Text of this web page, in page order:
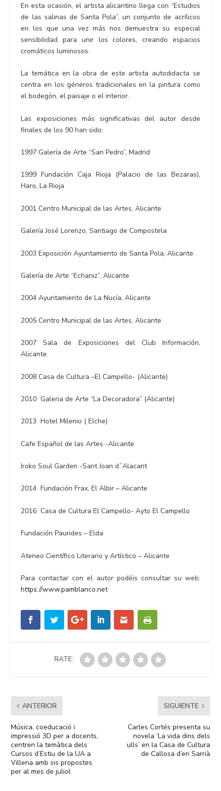
En esta ocasión, el artista alicantino llega con “Estudios
de las salinas de Santa Pola”, un conjunto de acrílicos
en los que una vez más nos demuestra su especial
sensibilidad para unir los colores, creando espacios
cromáticos luminosos.
La temática en la obra de este artista autodidacta se
centra en los géneros tradicionales en la pintura como
el bodegón, el paisaje o el interior.
Las exposiciones más significativas del autor desde
finales de los 90 han sido:
1997 Galería de Arte “San Pedro”, Madrid
1999 Fundación Caja Rioja (Palacio de las Bezaras),
Haro, La Rioja
2001 Centro Municipal de las Artes, Alicante
Galería José Lorenzo, Santiago de Compostela
2003 Exposición Ayuntamiento de Santa Pola, Alicante
Galería de Arte “Echaniz”, Alicante
2004 Ayuntamiento de La Nucía, Alicante
2005 Centro Municipal de las Artes, Alicante
2007 Sala de Exposiciones del Club Información,
Alicante
2008 Casa de Cultura –El Campello- (Alicante)
2010 Galeria de Arte “La Decoradora” (Alicante)
2013 Hotel Milenio ( Elche)
Cafe Español de las Artes -Alicante
Iroko Soul Garden -Sant Joan d´Alacant
2014 Fundación Frax, El Albir – Alicante
2016 Casa de Cultura El Campello- Ayto El Campello
Fundación Paurides – Elda
Ateneo Científico Literario y Artístico – Alicante
Para contactar con el autor podéis consultar su web:
https://www.pamblanco.net
RATE:
ANTERIOR
Música, coeducació i
impressió 3D per a docents,
centren la temàtica dels
Cursos d’Estiu de la UA a
Villena amb sis propostes
per al mes de juliol
SIGUIENTE
Carles Cortés presenta su
novela ‘La vida dins dels
ulls’ en la Casa de Cultura
de Callosa d’en Sarrià